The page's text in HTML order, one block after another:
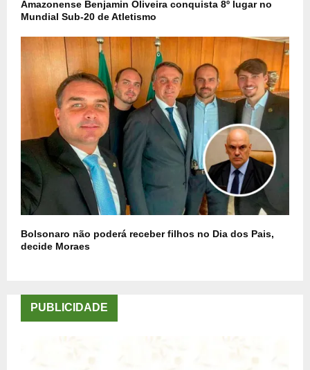
Amazonense Benjamin Oliveira conquista 8º lugar no
Mundial Sub-20 de Atletismo
Bolsonaro não poderá receber filhos no Dia dos Pais,
decide Moraes
PUBLICIDADE